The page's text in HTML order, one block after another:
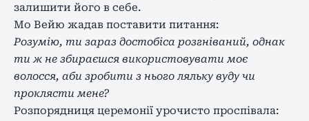
залишити його в себе.
Мо Вейю жадав поставити питання:
Розумію, ти зараз достобіса розгніваний, однак
ти ж не збираєшся використовувати моє
волосся, аби зробити з нього ляльку вуду чи
проклясти мене?
Розпорядниця церемонії урочисто проспівала: